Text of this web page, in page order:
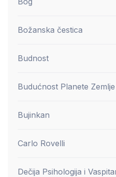
Božanska čestica
Budnost
Budućnost Planete Zemlje
Bujinkan
Carlo Rovelli
Dečija Psihologija i